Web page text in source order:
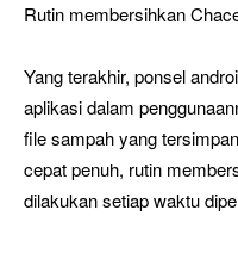
Rutin membersihkan
Yang terakhir, ponsel
aplikasi dalam
file sampah yang
cepat penuh, rutin
dilakukan setiap waktu